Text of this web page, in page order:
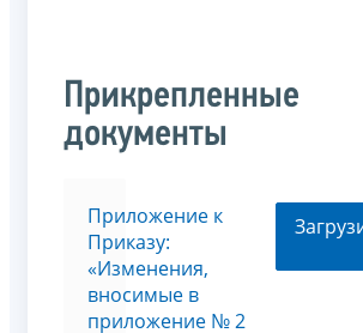
Прикрепленные
документы
Приложение к
Приказу:
«Изменения,
вносимые в
приложение № 2